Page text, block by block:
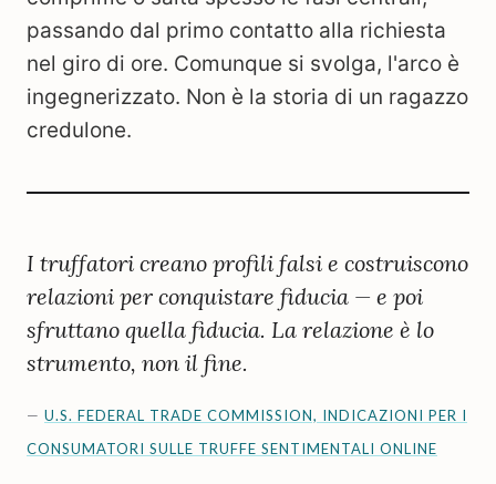
passando dal primo contatto alla richiesta
nel giro di ore. Comunque si svolga, l'arco è
ingegnerizzato. Non è la storia di un ragazzo
credulone.
I truffatori creano profili falsi e costruiscono
relazioni per conquistare fiducia — e poi
sfruttano quella fiducia. La relazione è lo
strumento, non il fine.
— U.S. FEDERAL TRADE COMMISSION, INDICAZIONI PER I
CONSUMATORI SULLE TRUFFE SENTIMENTALI ONLINE